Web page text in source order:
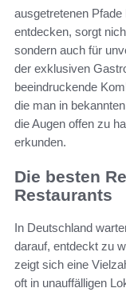
ausgetretenen
entdecken, sorgt
sondern auch für
der exklusiven
beeindruckende
die man in
die Augen offen zu
erkunden.
Die besten
Restaurants
In Deutschland
darauf, entdeckt zu
zeigt sich eine
oft in unauffälligen